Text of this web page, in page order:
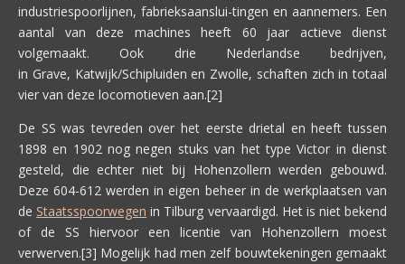
industriespoorlijnen, fabrieksaanslui-tingen en aannemers. Een
aantal van deze machines heeft 60 jaar actieve dienst
volgemaakt. Ook drie Nederlandse bedrijven,
in Grave, Katwijk/Schipluiden en Zwolle, schaften zich in totaal
vier van deze locomotieven aan.[2]
De SS was tevreden over het eerste drietal en heeft tussen
1898 en 1902 nog negen stuks van het type Victor in dienst
gesteld, die echter niet bij Hohenzollern werden gebouwd.
Deze 604-612 werden in eigen beheer in de werkplaatsen van
de Staatsspoorwegen in Tilburg vervaardigd. Het is niet bekend
of de SS hiervoor een licentie van Hohenzollern moest
verwerven.[3] Mogelijk had men zelf bouwtekeningen gemaakt